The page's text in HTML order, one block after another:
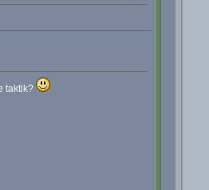
taktik?